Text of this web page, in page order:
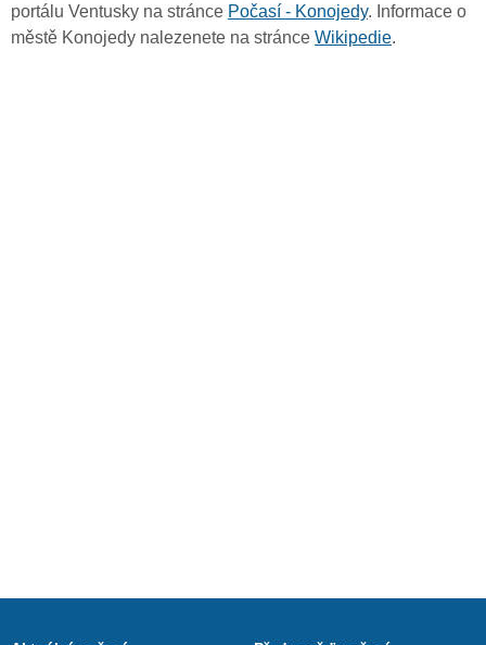
portálu Ventusky na stránce Počasí - Konojedy. Informace o
městě Konojedy nalezenete na stránce Wikipedie.